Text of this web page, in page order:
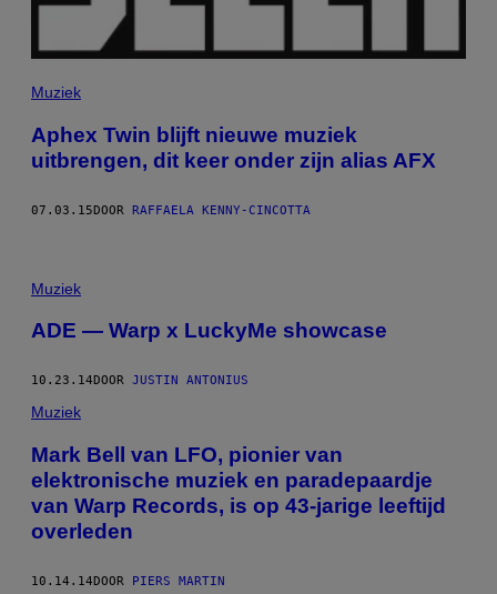
Muziek
Aphex Twin blijft nieuwe muziek
uitbrengen, dit keer onder zijn alias AFX
07.03.15DOOR RAFFAELA KENNY-CINCOTTA
Muziek
ADE — Warp x LuckyMe showcase
10.23.14 DOOR JUSTIN ANTONIUS
Muziek
Mark Bell van LFO, pionier van
elektronische muziek en paradepaardje
van Warp Records, is op 43-jarige leeftijd
overleden
10.14.14DOOR PIERS MARTIN